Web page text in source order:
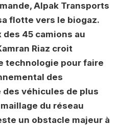
Alpak Transports
flotte vers le biogaz.
45 camions au
Riaz croit
technologie pour faire
des
véhicules de plus
du réseau
un obstacle majeur à